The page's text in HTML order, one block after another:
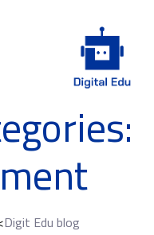
Digit Edu blog